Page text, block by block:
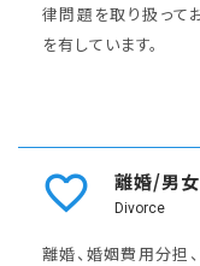
律問題を取り扱って
を有しています。
離婚/男
Divorce
離婚、婚姻費用分担